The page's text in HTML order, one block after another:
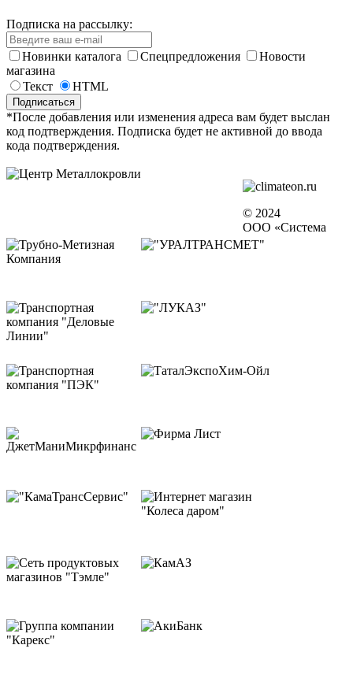
Подписка на рассылку:
Новинки каталога Спецпредложения
Новости
магазина
Текст
HTML
*После добавления или изменения адреса вам будет выслан
код подтверждения. Подписка будет не активной до ввода
кода подтверждения.
© 2024
ООО «Система